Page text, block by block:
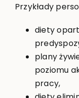
Przykłady
diety
plany
poziomu
pracy,